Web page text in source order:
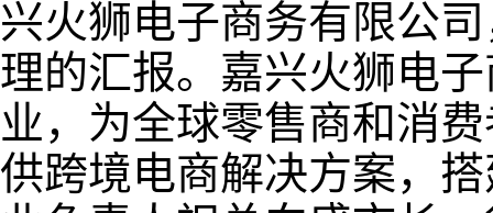
兴火狮电子商务有限公
理的汇报。嘉兴火狮电
业，为全球零售商和消
供跨境电商解决方案，